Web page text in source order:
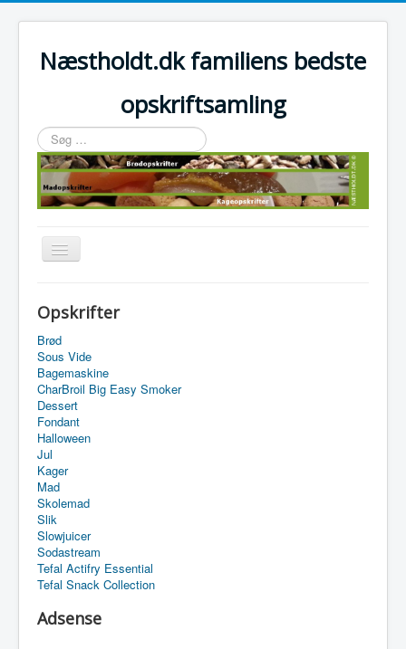
Næstholdt.dk familiens bedste
opskriftsamling
Søg
…
Skift
navigation
Tefal Actifry Essential
Opskrifter
Brød
Sous Vide
Bagemaskine
CharBroil Big Easy Smoker
Dessert
Fondant
Halloween
Jul
Kager
Mad
Skolemad
Slik
Slowjuicer
Sodastream
Tefal Actifry Essential
Tefal Snack Collection
Adsense